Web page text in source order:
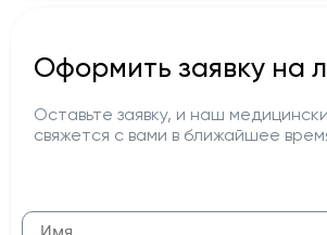
Оформить заявку на
Оставьте заявку, и наш
свяжется с вами в ближайшее